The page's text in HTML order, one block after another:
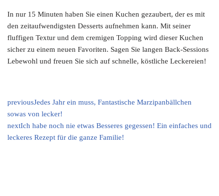
In nur 15 Minuten haben Sie einen Kuchen gezaubert, der es mit
den zeitaufwendigsten Desserts aufnehmen kann. Mit seiner
fluffigen Textur und dem cremigen Topping wird dieser Kuchen
sicher zu einem neuen Favoriten. Sagen Sie langen Back-Sessions
Lebewohl und freuen Sie sich auf schnelle, köstliche Leckereien!
previousJedes Jahr ein muss, Fantastische Marzipanbällchen
sowas von lecker!
nextIch habe noch nie etwas Besseres gegessen! Ein einfaches und
leckeres Rezept für die ganze Familie!